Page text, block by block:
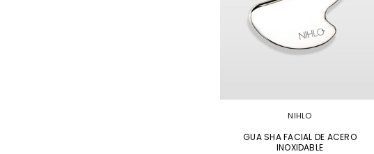
NIHLO
GUA SHA FACIAL DE ACERO
INOXIDABLE